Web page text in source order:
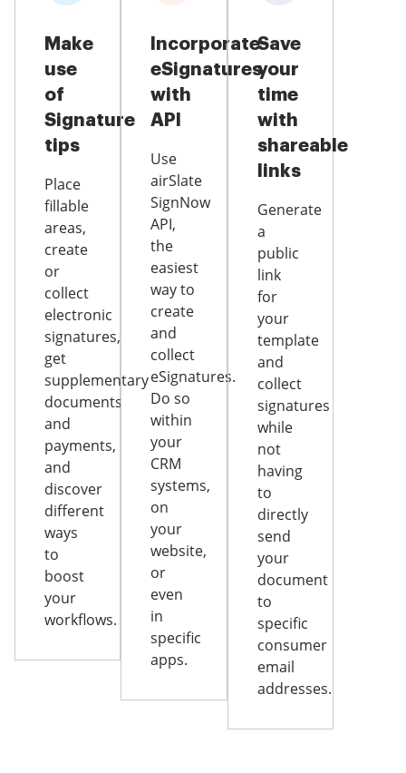
Make
use
of
Signature
tips
Place
fillable
areas,
create
or
collect
electronic
signatures,
get
supplementary
documents
and
payments,
and
discover
different
ways
to
boost
your
workflows.
Incorporate
eSignatures
with
API
Use
airSlate
SignNow
API,
the
easiest
way to
create
and
collect
eSignatures.
Do so
within
your
CRM
systems,
on
your
website,
or
even
in
specific
apps.
Save
your
time
with
shareable
links
Generate
a
public
link
for
your
template
and
collect
signatures
while
not
having
to
directly
send
your
document
to
specific
consumer
email
addresses.